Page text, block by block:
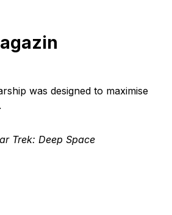
was designed to maximise
Trek: Deep Space